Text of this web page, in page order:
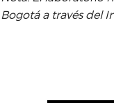
Bogotá a través del